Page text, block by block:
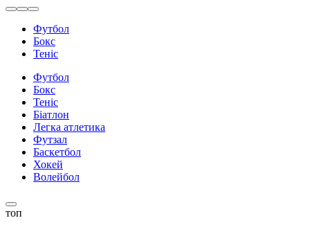
Футбол
Бокс
Теніс
Футбол
Бокс
Теніс
Біатлон
Легка атлетика
Футзал
Баскетбол
Хокей
Волейбол
топ